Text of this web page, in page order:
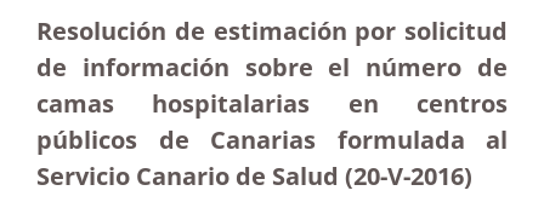
Resolución de estimación por solicitud
de información sobre el número de
camas hospitalarias en centros
públicos de Canarias formulada al
Servicio Canario de Salud (20-V-2016)